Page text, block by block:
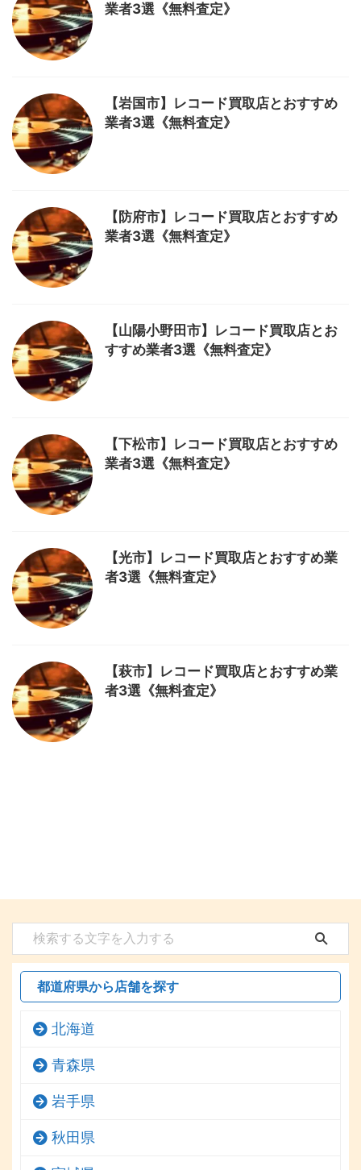
業者3選《無料査定》
【岩国市】レコード買取店とおすすめ
業者3選《無料査定》
【防府市】レコード買取店とおすすめ
業者3選《無料査定》
【山陽小野田市】レコード買取店とお
すすめ業者3選《無料査定》
【下松市】レコード買取店とおすすめ
業者3選《無料査定》
【光市】レコード買取店とおすすめ業
者3選《無料査定》
【萩市】レコード買取店とおすすめ業
者3選《無料査定》
都道府県から店舗を探す
北海道
青森県
岩手県
秋田県